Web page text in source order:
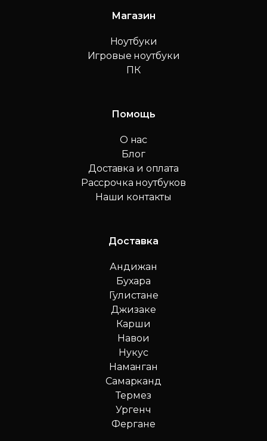
Магазин
Ноутбуки
Игровые ноутбуки
ПК
Помощь
О нас
Блог
Доставка и оплата
Рассрочка ноутбуков
Наши контакты
Доставка
Андижан
Бухара
Гулистане
Джизаке
Карши
Навои
Нукус
Наманган
Самарканд
Термез
Ургенч
Фергане